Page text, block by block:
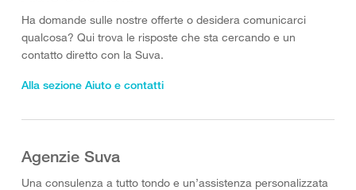
Ha domande sulle nostre offerte o desidera comunicarci
qualcosa? Qui trova le risposte che sta cercando e un
contatto diretto con la Suva.
Alla sezione Aiuto e contatti
Agenzie Suva
Una consulenza a tutto tondo e un’assistenza personalizzata